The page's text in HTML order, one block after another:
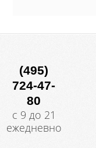
(495)
724-47-
80
с 9 до 21
ежедневно